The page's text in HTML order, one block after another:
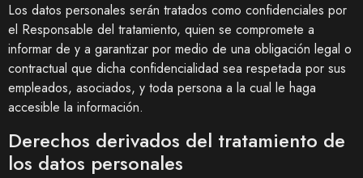
Los datos personales serán tratados como confidenciales por
el Responsable del tratamiento, quien se compromete a
informar de y a garantizar por medio de una obligación legal o
contractual que dicha confidencialidad sea respetada por sus
empleados, asociados, y toda persona a la cual le haga
accesible la información.
Derechos derivados del tratamiento de
los datos personales